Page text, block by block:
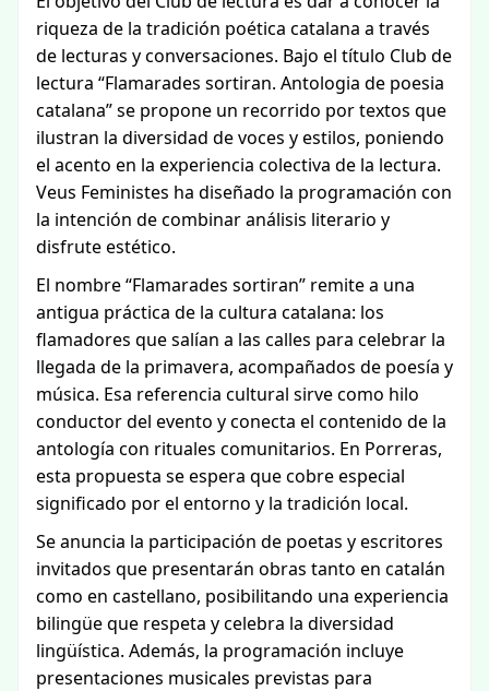
riqueza de la tradición poética catalana a través
de lecturas y conversaciones. Bajo el título Club de
lectura “Flamarades sortiran. Antologia de poesia
catalana” se propone un recorrido por textos que
ilustran la diversidad de voces y estilos, poniendo
el acento en la experiencia colectiva de la lectura.
Veus Feministes ha diseñado la programación con
la intención de combinar análisis literario y
disfrute estético.
El nombre “Flamarades sortiran” remite a una
antigua práctica de la cultura catalana: los
flamadores que salían a las calles para celebrar la
llegada de la primavera, acompañados de poesía y
música. Esa referencia cultural sirve como hilo
conductor del evento y conecta el contenido de la
antología con rituales comunitarios. En Porreras,
esta propuesta se espera que cobre especial
significado por el entorno y la tradición local.
Se anuncia la participación de poetas y escritores
invitados que presentarán obras tanto en catalán
como en castellano, posibilitando una experiencia
bilingüe que respeta y celebra la diversidad
lingüística. Además, la programación incluye
presentaciones musicales previstas para